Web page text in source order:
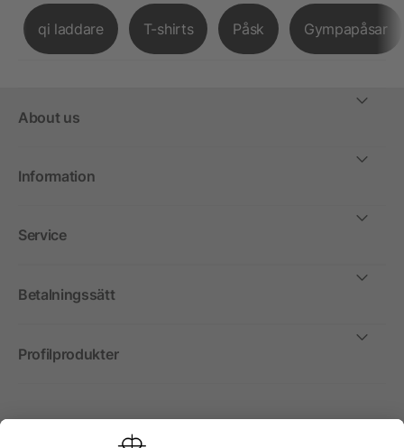
qi laddare T-shirts Påsk Gympapåsar
About us
Information
Service
Betalningssätt
Profilprodukter
Internationellt